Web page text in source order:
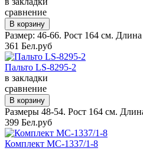
сравнение
Размер: 46-66. Рост 164 см.
361 Бел.руб
Пальто LS-8295-2
в закладки
сравнение
Размеры 48-54. Рост 164 см.
399 Бел.руб
Комплект MC-1337/1-8